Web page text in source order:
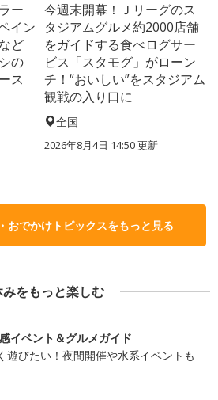
ー
イン
ど
の
ス
今週末開幕！Ｊリーグのス
タジアムグルメ約2000店舗
をガイドする食べログサー
ビス「スタモグ」がローン
チ！“おいしい”をスタジアム
観戦の入り口に
全国
2026年8月4日 14:50更新
おでかけトピックスをもっと見る
をもっと楽しむ
イベント＆グルメガイド
遊びたい！夜間開催や水系イベントも